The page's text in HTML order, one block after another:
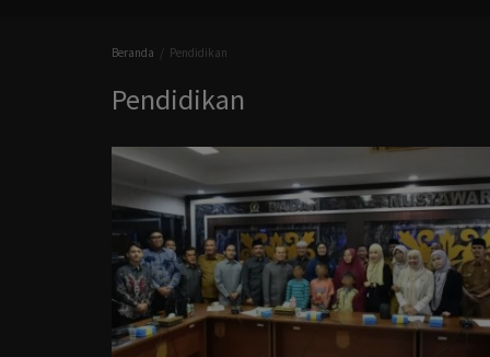
Beranda Pendidikan
Pendidikan